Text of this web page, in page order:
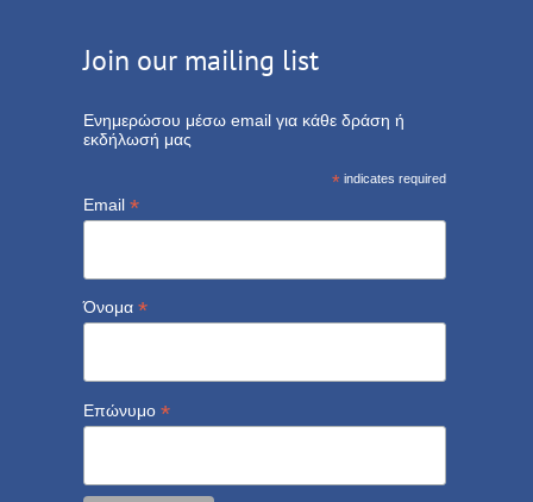
Join our mailing list
Ενημερώσου μέσω email για κάθε δράση ή
εκδήλωσή μας
* indicates required
Email *
Όνομα *
Επώνυμο *